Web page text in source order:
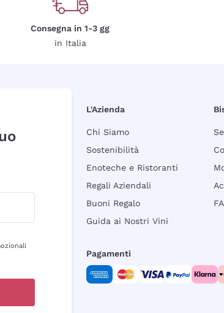
Consegna in 1-3 gg
in Italia
L'Azienda
Chi Siamo
Sostenibilità
Enoteche e Ristoranti
Regali Aziendali
Buoni Regalo
Guida ai Nostri Vini
Pagamenti